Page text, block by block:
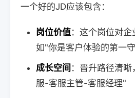
一个好的JD应该包含：
岗位价值：这个岗位对
如"你是客户体验的第一
成长空间 ：晋升路径清
服-客服主管-客服经理"